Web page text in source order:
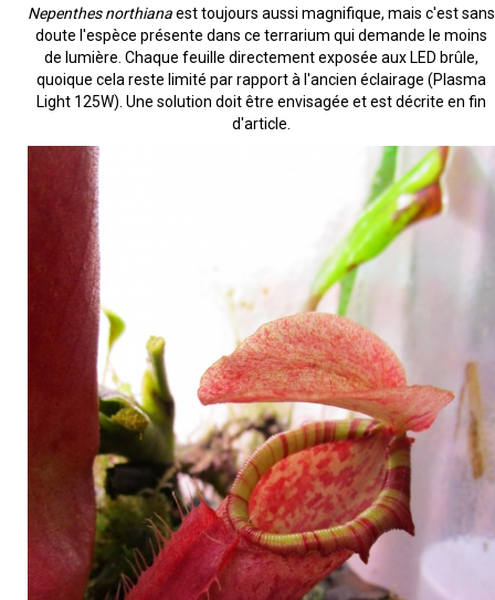
Nepenthes northianaest toujours aussi magnifique, mais c'est sans
doute l'espèce présente dans ce terrarium qui demande le moins
de lumière. Chaque feuille directement exposée aux LED brûle,
quoique cela reste limité par rapport à l'ancien éclairage (Plasma
Light 125W). Une solution doit être envisagée et est décrite en fin
d'article.